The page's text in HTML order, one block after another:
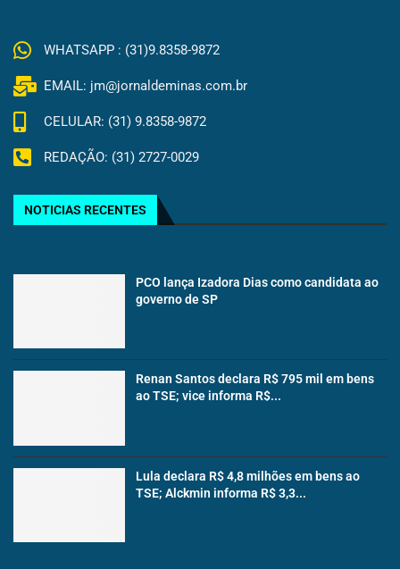
WHATSAPP : (31)9.8358-9872
EMAIL: jm@jornaldeminas.com.br
CELULAR: (31) 9.8358-9872
REDAÇÃO: (31) 2727-0029
NOTICIAS RECENTES
PCO lança Izadora Dias como candidata ao
governo de SP
Renan Santos declara R$ 795 mil em bens
ao TSE; vice informa R$...
Lula declara R$ 4,8 milhões em bens ao
TSE; Alckmin informa R$ 3,3...